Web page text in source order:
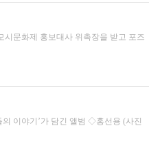
문화제 홍보대사 위촉장을 받고 포즈
의 이야기’가 담긴 앨범 ◇홍선용 (사진